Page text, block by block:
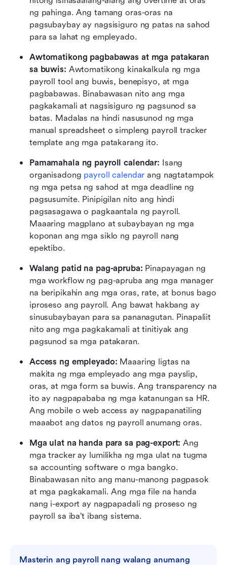
ng pahinga. Ang tamang oras-oras na
pagsubaybay ay nagsisiguro ng patas na sahod
para sa lahat ng empleyado.
Awtomatikong pagbabawas at mga patakaran
sa buwis: Awtomatikong kinakalkula ng mga
payroll tool ang buwis, benepisyo, at mga
pagbabawas. Binabawasan nito ang mga
pagkakamali at nagsisiguro ng pagsunod sa
batas. Madalas na hindi nasusunod ng mga
manual spreadsheet o simpleng payroll tracker
template ang mga patakarang ito.
Pamamahala ng payroll calendar: Isang
organisadong payroll calendar ang nagtatampok
ng mga petsa ng sahod at mga deadline ng
pagsusumite. Pinipigilan nito ang hindi
pagsasagawa o pagkaantala ng payroll.
Maaaring magplano at subaybayan ng mga
koponan ang mga siklo ng payroll nang
epektibo.
Walang patid na pag-apruba: Pinapayagan ng
mga workflow ng pag-apruba ang mga manager
na beripikahin ang mga oras, rate, at bonus bago
iproseso ang payroll. Ang bawat hakbang ay
sinusubaybayan para sa pananagutan. Pinapaliit
nito ang mga pagkakamali at tinitiyak ang
pagsunod sa mga patakaran.
Access ng empleyado: Maaaring ligtas na
makita ng mga empleyado ang mga payslip,
oras, at mga form sa buwis. Ang transparency na
ito ay nagpapababa ng mga katanungan sa HR.
Ang mobile o web access ay nagpapanatiling
maaabot ang datos ng payroll anumang oras.
Mga ulat na handa para sa pag-export: Ang
mga tracker ay lumilikha ng mga ulat na tugma
sa accounting software o mga bangko.
Binabawasan nito ang manu-manong pagpasok
at mga pagkakamali. Ang mga file na handa
nang i-export ay nagpapadali ng proseso ng
payroll sa iba’t ibang sistema.
Masterin ang payroll nang walang anumang